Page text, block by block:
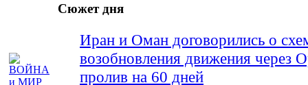
Сюжет дня
Иран и Оман договорились о
возобновления движения через
пролив на 60 дней